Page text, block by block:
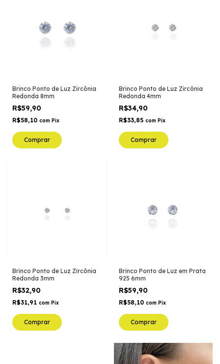
Brinco Ponto de Luz Zircônia
Redonda 8mm
R$59,90
R$58,10 com Pix
Comprar
Brinco Ponto de Luz Zircônia
Redonda 4mm
R$34,90
R$33,85 com Pix
Comprar
Brinco Ponto de Luz Zircônia
Redonda 3mm
R$32,90
R$31,91 com Pix
Comprar
Brinco Ponto de Luz em Prata
925 6mm
R$59,90
R$58,10 com Pix
Comprar